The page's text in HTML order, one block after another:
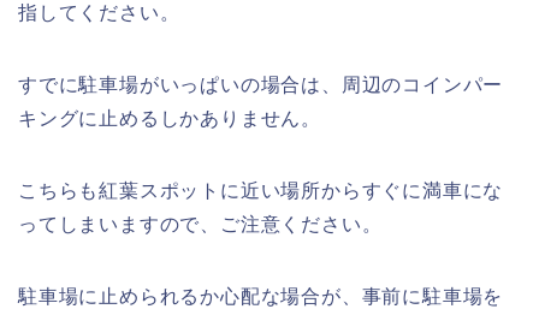
指してください。
すでに駐車場がいっぱいの場合は、周辺のコインパー
キングに止めるしかありません。
こちらも紅葉スポットに近い場所からすぐに満車にな
ってしまいますので、ご注意ください。
駐車場に止められるか心配な場合が、事前に駐車場を